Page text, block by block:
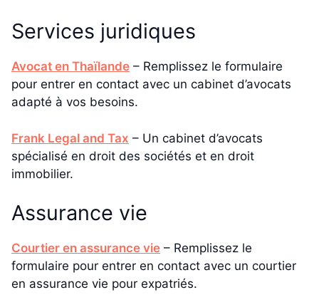
Services juridiques
Avocat en Thaïlande – Remplissez le formulaire
pour entrer en contact avec un cabinet d’avocats
adapté à vos besoins.
Frank Legal and Tax – Un cabinet d’avocats
spécialisé en droit des sociétés et en droit
immobilier.
Assurance vie
Courtier en assurance vie – Remplissez le
formulaire pour entrer en contact avec un courtier
en assurance vie pour expatriés.